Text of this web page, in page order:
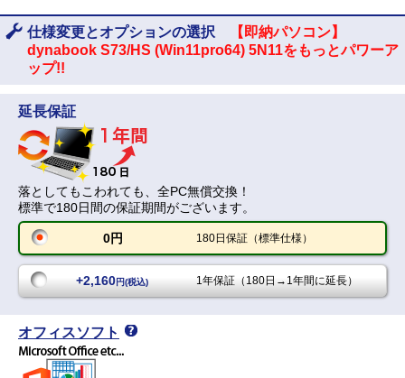
仕様変更とオプションの選択
【即納パソコン】
dynabook S73/HS (Win11pro64) 5N11をもっとパワーア
ップ!!
延長保証
落としてもこわれても、全PC無償交換！
標準で180日間の保証期間がございます。
0円 180日保証（標準仕様）
+2,160円(税込) 1年保証（180日→1年間に延長）
オフィスソフト